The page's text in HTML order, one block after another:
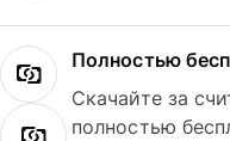
Полностью
Скачайте за
полностью